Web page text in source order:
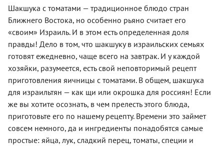
Шакшука с томатами — традиционное блюдо стран
Ближнего Востока, но особенно рьяно считает его
«своим» Израиль. И в этом есть определенная доля
правды! Дело в том, что шакшуку в израильских семьях
готовят ежедневно, чаще всего на завтрак. И у каждой
хозяйки, разумеется, есть свой неповторимый рецепт
приготовления яичницы с томатами. В общем, шакшука
для израильтян — как щи или окрошка для россиян! Если
же вы хотите осознать, в чем прелесть этого блюда,
приготовьте его по нашему рецепту. Времени это займет
совсем немного, да и ингредиенты понадобятся самые
простые: яйца, лук, сладкий перец, томаты, специи и